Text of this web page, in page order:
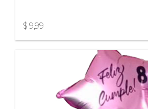
$ 9,99